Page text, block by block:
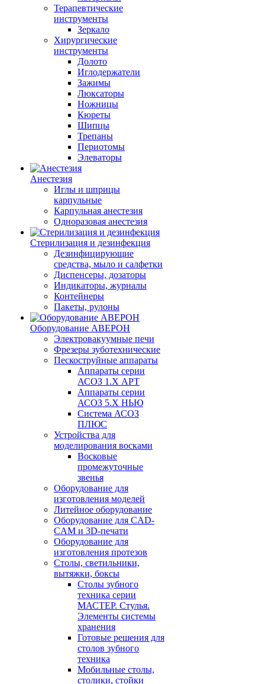
Терапевтические
инструменты
Зеркало
Хирургические
инструменты
Долото
Иглодержатели
Зажимы
Люксаторы
Ножницы
Кюреты
Шипцы
Трепаны
Периотомы
Элеваторы
Анестезия
Иглы и шприцы
карпульные
Карпульная анестезия
Одноразовая анестезия
Стерилизация и дезинфекция
Дезинфицирующие
средства, мыло и салфетки
Диспенсеры, дозаторы
Индикаторы, журналы
Контейнеры
Пакеты, рулоны
Оборудование АВЕРОН
Электровакуумные печи
Фрезеры зуботехнические
Пескоструйные аппараты
Аппараты серии
АСОЗ 1.Х АРТ
Аппараты серии
АСОЗ 5.Х НЬЮ
Система АСОЗ
ПЛЮС
Устройства для
моделирования восками
Восковые
промежуточные
звенья
Оборудование для
изготовления моделей
Литейное оборудование
Оборудование для CAD-
CAM и 3D-печати
Оборудование для
изготовления протезов
Cтолы, светильники,
вытяжки, боксы
Столы зубного
техника серии
МАСТЕР. Стулья.
Элементы системы
хранения
Готовые решения для
столов зубного
техника
Мобильные столы,
столики, стойки